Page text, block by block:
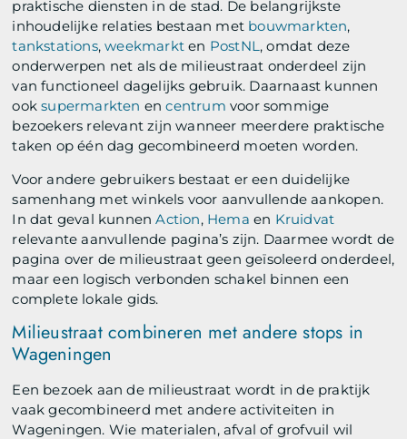
praktische diensten in de stad. De belangrijkste
inhoudelijke relaties bestaan met bouwmarkten,
tankstations,weekmarkt en PostNL, omdat deze
onderwerpen net als de milieustraat onderdeel zijn
van functioneel dagelijks gebruik. Daarnaast kunnen
ooksupermarkten encentrum voor sommige
bezoekers relevant zijn wanneer meerdere praktische
taken op één dag gecombineerd moeten worden.
Voor andere gebruikers bestaat er een duidelijke
samenhang met winkels voor aanvullende aankopen.
In dat geval kunnenAction, Hema en Kruidvat
relevante aanvullende pagina’s zijn. Daarmee wordt de
pagina over de milieustraat geen geïsoleerd onderdeel,
maar een logisch verbonden schakel binnen een
complete lokale gids.
Milieustraat combineren met andere stops in
Wageningen
Een bezoek aan de milieustraat wordt in de praktijk
vaak gecombineerd met andere activiteiten in
Wageningen. Wie materialen, afval of grofvuil wil